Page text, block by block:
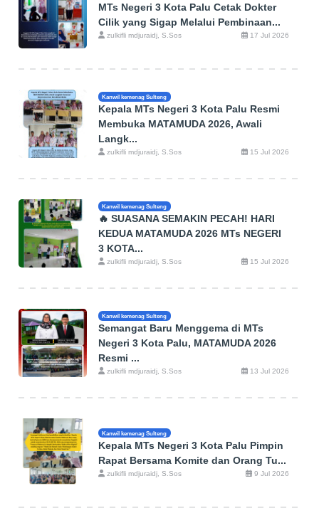
MTs Negeri 3 Kota Palu Cetak Dokter
Cilik yang Sigap Melalui Pembinaan...
zulkifli mdjuraidj, S.Sos 17 Jul 2026
Kanwil kemenag Sulteng
Kepala MTs Negeri 3 Kota Palu Resmi
Membuka MATAMUDA 2026, Awali
Langk...
zulkifli mdjuraidj, S.Sos 15 Jul 2026
Kanwil kemenag Sulteng
🔥 SUASANA SEMAKIN PECAH! HARI
KEDUA MATAMUDA 2026 MTs NEGERI
3 KOTA...
zulkifli mdjuraidj, S.Sos 15 Jul 2026
Kanwil kemenag Sulteng
Semangat Baru Menggema di MTs
Negeri 3 Kota Palu, MATAMUDA 2026
Resmi ...
zulkifli mdjuraidj, S.Sos 13 Jul 2026
Kanwil kemenag Sulteng
Kepala MTs Negeri 3 Kota Palu Pimpin
Rapat Bersama Komite dan Orang Tu...
zulkifli mdjuraidj, S.Sos 9 Jul 2026